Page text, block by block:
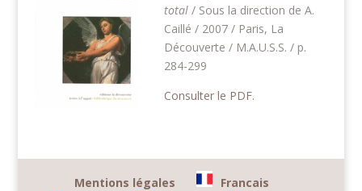
total/ Sous la direction de A.
Caillé / 2007 / Paris, La
Découverte / M.A.U.S.S. / p.
284-299
Consulter le PDF.
Mentions légales
Francais